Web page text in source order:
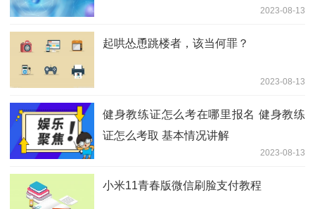
2023-08-13
起哄怂恿跳楼者，该当何罪？
2023-08-13
健身教练证怎么考在哪里报名 健身教练
证怎么考取 基本情况讲解
2023-08-13
小米11青春版微信刷脸支付教程